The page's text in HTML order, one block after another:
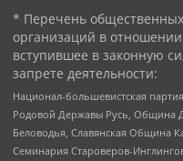
* Перечень
организаций в
вступившее в законную
запрете деятельности:
Национал-большевистская
Родовой Державы Русь, Община
Беловодья, Славянская Община
Семинария Староверов-